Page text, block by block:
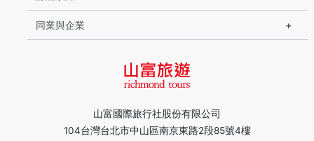
山富國際旅行社股份有限公司
104台灣台北市中山區南京東路2段85號4樓
同業與企業